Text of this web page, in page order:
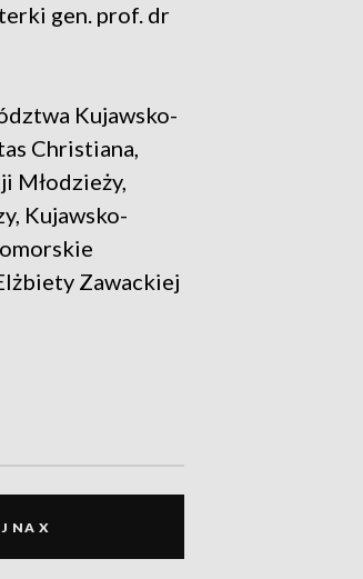
gen. prof. dr
Kujawsko-
Christiana,
Młodzieży,
Kujawsko-
Zawackiej
NA X